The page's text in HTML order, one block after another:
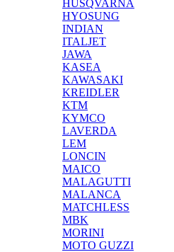
HUSQVARNA
HYOSUNG
INDIAN
ITALJET
JAWA
KASEA
KAWASAKI
KREIDLER
KTM
KYMCO
LAVERDA
LEM
LONCIN
MAICO
MALAGUTTI
MALANCA
MATCHLESS
MBK
MORINI
MOTO GUZZI